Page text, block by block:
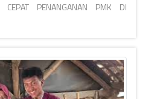
CEPAT PENANGANAN PMK DI